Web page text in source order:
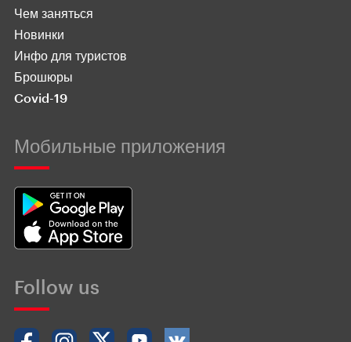
Чем заняться
Новинки
Инфо для туристов
Брошюры
Covid-19
Мобильные приложения
Follow us